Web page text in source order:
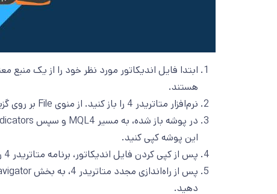
هستند.
نرم‌افزار متاتریدر 4 را باز کنید. از منوی File بر روی گزینه Open Data Folder کلیک کنید.
این پوشه کپی کنید.
پس از کپی کردن فایل اندیکاتور، برنامه متاتریدر 4 را بسته و مجدداً راه‌اندازی کنید.
دهید.